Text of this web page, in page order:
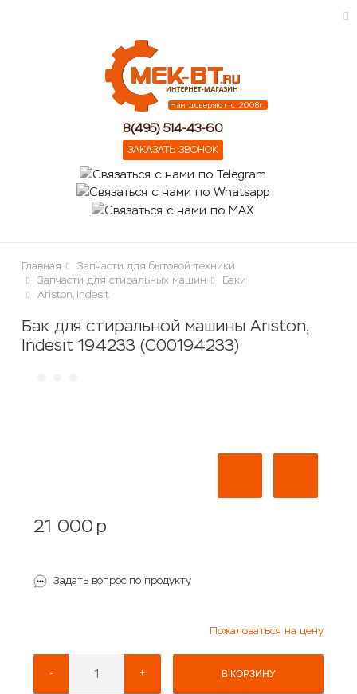
Нам доверяют с 2008г.
8(495) 514-43-60
ЗАКАЗАТЬ ЗВОНОК
Главная
Запчасти для бытовой техники
Запчасти для стиральных машин
Баки
Ariston, Indesit
Бак для стиральной машины Ariston,
Indesit 194233 (C00194233)
21 000 p
Задать вопрос по продукту
Пожаловаться на цену
- + В КОРЗИНУ